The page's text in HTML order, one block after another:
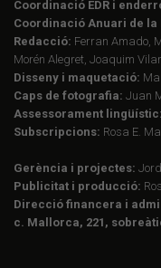
Coordinació EDR i
Coordinació Anuari de la
Redacció: Ferran Amado,
Morén Alegret, Joaquim
Disseny i maquetació:
Caps de fotografia: Juan
Assessorament lingüístic:
Subscripcions: Rosa E.
Gerència i projectes:
Publicitat i producció:
Direcció financera i
c. Mallorca, 221,